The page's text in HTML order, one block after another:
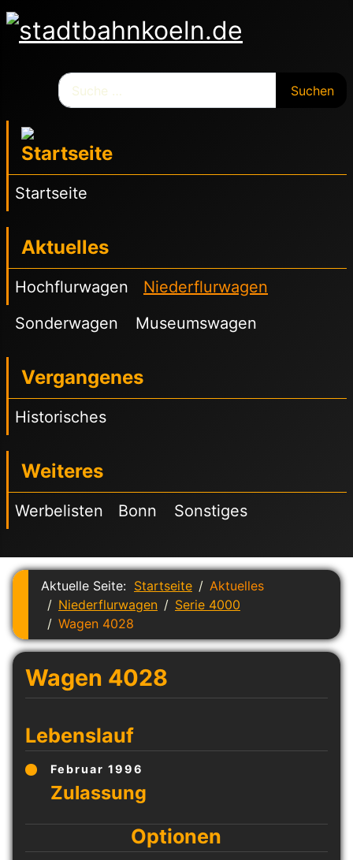
Suchen
Startseite
Aktuelles
Hochflurwagen
Niederflurwagen
Sonderwagen
Museumswagen
Vergangenes
Historisches
Weiteres
Werbelisten Bonn Sonstiges
Aktuelle Seite: Startseite
Aktuelles
Niederflurwagen
Serie 4000
Wagen 4028
Wagen 4028
Lebenslauf
Februar 1996
Optionen